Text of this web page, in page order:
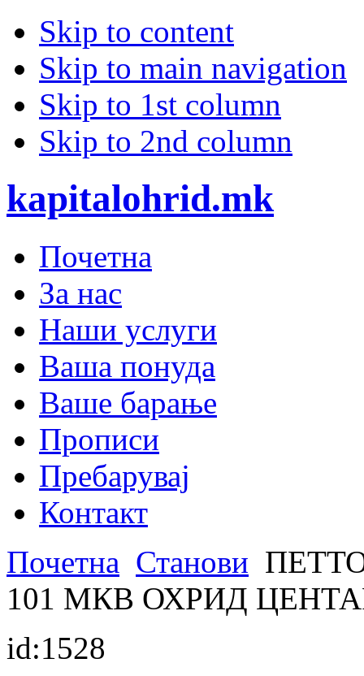
Skip to content
Skip to main navigation
Skip to 1st column
Skip to 2nd column
kapitalohrid.mk
Почетна
За нас
Наши услуги
Ваша понуда
Ваше барање
Прописи
Пребарувај
Контакт
Почетна Станови
101 МКВ ОХРИД
id:1528